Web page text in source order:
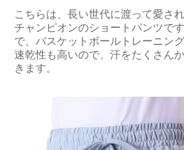
こちらは、長い世代に渡って愛さ
チャンピオンのショートパンツで
で、バスケットボールトレーニン
速乾性も高いので、汗をたくさん
きます。